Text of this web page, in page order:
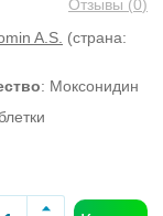
Отзывы (0)
A.S. (страна:
: Моксонидин